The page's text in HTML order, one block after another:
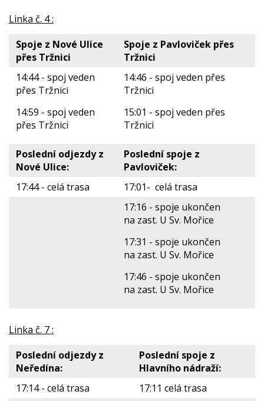
Linka č. 4 :
Spoje z Nové Ulice
přes Tržnici
Spoje z Pavloviček přes
Tržnici
14:44 - spoj veden
přes Tržnici
14:59 - spoj veden
přes Tržnici
14:46 - spoj veden přes
Tržnici
15:01 - spoj veden přes
Tržnici
Poslední odjezdy z
Nové Ulice:
Poslední spoje z
Pavloviček:
17:44 - celá trasa
17:01- celá trasa
17:16 - spoje ukončen
na zast. U Sv. Mořice
17:31 - spoje ukončen
na zast. U Sv. Mořice
17:46 - spoje ukončen
na zast. U Sv. Mořice
Linka č. 7 :
Poslední odjezdy z
Neředína:
Poslední spoje z
Hlavního nádraží:
17:14 - celá trasa
17:11 celá trasa